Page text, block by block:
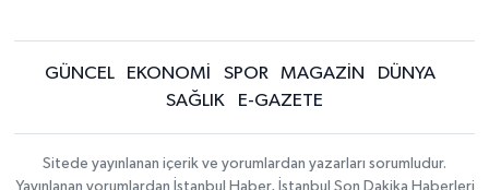
GÜNCEL EKONOMİ SPOR MAGAZİN
DÜNYA
SAĞLIK
E-GAZETE
Sitede yayınlanan içerik ve yorumlardan yazarları sorumludur.
Yayınlanan yorumlardan İstanbul Haber, İstanbul Son Dakika Haberleri